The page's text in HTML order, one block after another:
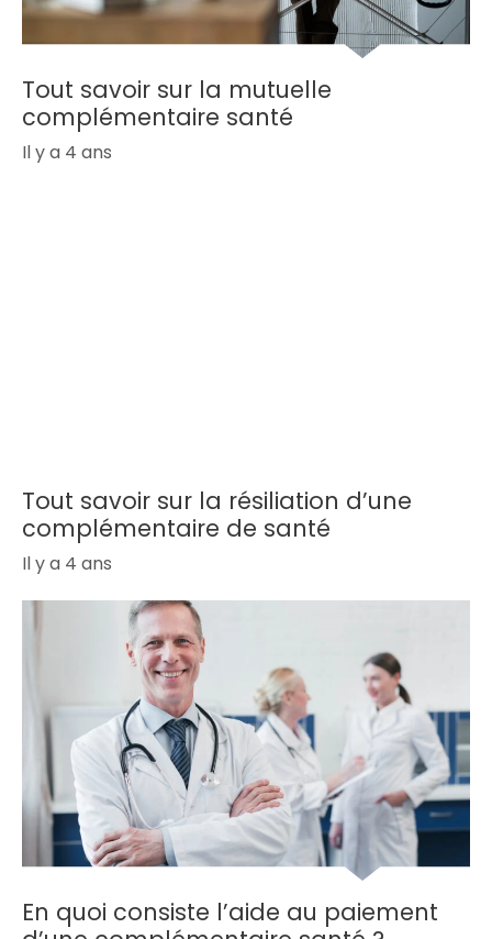
Tout savoir sur la mutuelle
complémentaire santé
Il y a 4 ans
Tout savoir sur la résiliation d’une
complémentaire de santé
Il y a 4 ans
En quoi consiste l’aide au paiement